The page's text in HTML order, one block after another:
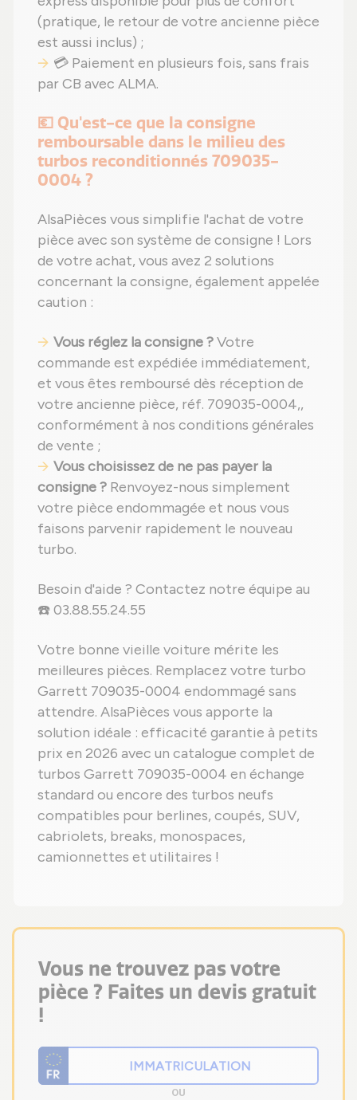
(pratique, le retour de votre ancienne pièce
est aussi inclus) ;
💳 Paiement en plusieurs fois, sans frais
par CB avec ALMA.
💶 Qu'est-ce que la consigne
remboursable dans le milieu des
turbos reconditionnés 709035-
0004 ?
AlsaPièces vous simplifie l'achat de votre
pièce avec son système de consigne ! Lors
de votre achat, vous avez 2 solutions
concernant la consigne, également appelée
caution :
Vous réglez la consigne ?Votre
commande est expédiée immédiatement,
et vous êtes remboursé dès réception de
votre ancienne pièce, réf. 709035-0004,,
conformément à nos conditions générales
de vente ;
Vous choisissez de ne pas payer la
consigne ? Renvoyez-nous simplement
votre pièce endommagée et nous vous
faisons parvenir rapidement le nouveau
turbo.
Besoin d'aide ? Contactez notre équipe au
☎️ 03.88.55.24.55
Votre bonne vieille voiture mérite les
meilleures pièces. Remplacez votre turbo
Garrett 709035-0004 endommagé sans
attendre. AlsaPièces vous apporte la
solution idéale : efficacité garantie à petits
prix en 2026 avec un catalogue complet de
turbos Garrett 709035-0004 en échange
standard ou encore des turbos neufs
compatibles pour berlines, coupés, SUV,
cabriolets, breaks, monospaces,
camionnettes et utilitaires !
Vous ne trouvez pas votre
pièce ? Faites un devis gratuit
!
OU